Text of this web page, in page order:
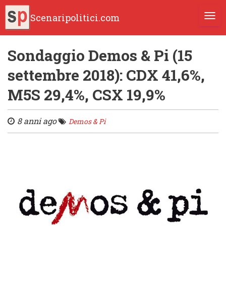
Scenaripolitici.com
Sondaggio Demos & Pi (15
settembre 2018): CDX 41,6%,
M5S 29,4%, CSX 19,9%
8 anni ago Demos & Pi